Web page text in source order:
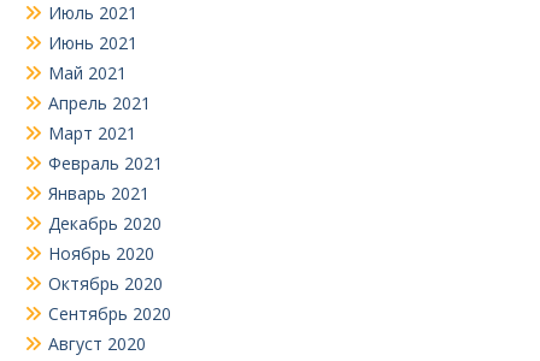
Июль 2021
Июнь 2021
Май 2021
Апрель 2021
Март 2021
Февраль 2021
Январь 2021
Декабрь 2020
Ноябрь 2020
Октябрь 2020
Сентябрь 2020
Август 2020